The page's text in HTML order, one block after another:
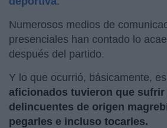
Numerosos medios de
presenciales han contado lo
después del partido.
Y lo que ocurrió, básicamente,
aficionados tuvieron que sufrir
delincuentes de origen
pegarles e incluso tocarles.